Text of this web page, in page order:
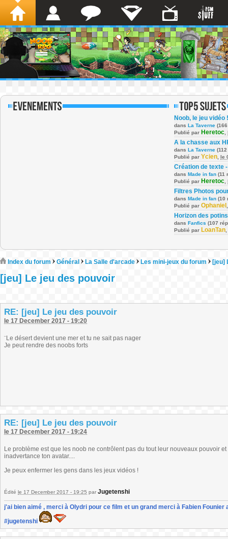
Noob, le jeu vidéo !
dans La Taverne
Publié par Heretoc
A la chasse aux
dans La Taverne
Publié par Ycien le
Création de texte
dans Made in fan (11
Publié par Heretoc
Filtres Photos
dans Made in fan (10
Publié par Ophaniel
Horizon des potins
dans Fanfics (107
Publié par LoanTan
Index du forum Général La Salle d'arcade Les mini-jeux du forum [jeu]
[jeu] Le jeu des pouvoir
RE: [jeu] Le jeu des pouvoir
le 17 December 2017 - 19:20
¨Le désert devient une mer et tu ne sait pas nager
Je peut rendre des noobs forts
RE: [jeu] Le jeu des pouvoir
le 17 December 2017 - 19:24
Le problème est que les noob ne contrôlent pas du tout leur nouveaux pouvoir
inadvertance ton avatar....
Je peux enfermer les gens dans les jeux vidéos !
Édité le 17 December 2017 - 19:25 par Jugetenshi
j'ai bien aimé , merci à Olydri pour ce film et un grand merci à Fabien
#jugetenshi